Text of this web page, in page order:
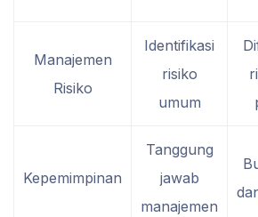
Manajemen
Risiko
Identifikasi
risiko
umum
Kepemimpinan
Tanggung
jawab
manajemen